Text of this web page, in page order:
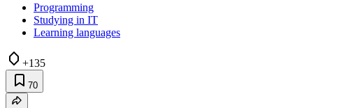
Programming
Studying in IT
Learning languages
+135
70